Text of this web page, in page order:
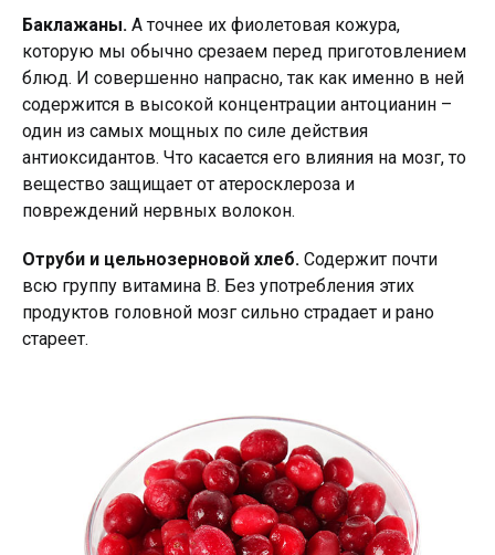
Баклажаны. А точнее их фиолетовая кожура,
которую мы обычно срезаем перед приготовлением
блюд. И совершенно напрасно, так как именно в ней
содержится в высокой концентрации антоцианин –
один из самых мощных по силе действия
антиоксидантов. Что касается его влияния на мозг, то
вещество защищает от атеросклероза и
повреждений нервных волокон.
Отруби и цельнозерновой хлеб. Содержит почти
всю группу витамина В. Без употребления этих
продуктов головной мозг сильно страдает и рано
стареет.